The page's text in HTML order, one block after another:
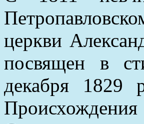
церкви
посвящен в
декабря 1829